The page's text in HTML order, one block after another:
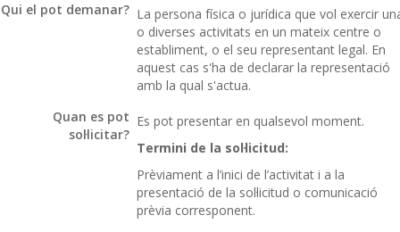
Qui el pot demanar? La persona física o jurídica que vol exercir
o diverses activitats en un mateix centre o
establiment, o el seu representant legal. En
aquest cas s'ha de declarar la representació
amb la qual s'actua.
Quan es pot
sol·licitar?
Es pot presentar en qualsevol moment.
Termini de la sol·licitud:
Prèviament a l’inici de l’activitat i a la
presentació de la sol·licitud o comunicació
prèvia corresponent.